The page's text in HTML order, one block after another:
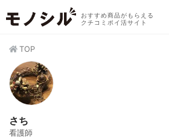
おすすめ商品がもらえる
クチコミポイ活サイト
TOP
さち
看護師